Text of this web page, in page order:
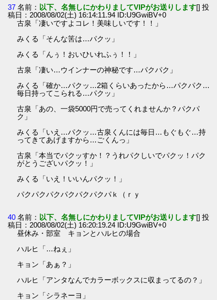
37 名前： 以下、名無しにかわりましてVIPがお送りします[] 投
稿日：2008/08/02(土) 16:14:11.94 ID:U9GwiBV+0
古泉「凄いですよコレ！美味しいです！！」
みくる「そんな筈は…パクッ」
みくる「んぅ！おいひいれふぅ！！」
古泉「凄い…ウインナーの神秘です…パクパク」
みくる「確か…パクッ…2箱くらいあったから…パクパク…
毎日持ってこられる…パクッ」
古泉「あの、一袋5000円で売ってくれませんか？パクパ
ク」
みくる「いえ…パクッ…古泉くんには毎日…もぐもぐ…持
ってきてあげますから…ごくんっ」
古泉「本当でパクッすか！？うれパクしいでパクッ！パク
がとうございパクッ！」
みくる「いえ！いいんパクッ！」
パクパクパクパクパクパクパｋ（ｒｙ
40 名前： 以下、名無しにかわりましてVIPがお送りします[] 投
稿日：2008/08/02(土) 16:20:19.24 ID:U9GwiBV+0
昼休み・部室 キョンとハルヒの場合
ハルヒ「…ねぇ」
キョン「あぁ？」
ハルヒ「アンタなんでカラーボックスに収まってるの？」
キョン「シラネーヨ」